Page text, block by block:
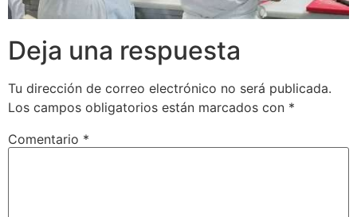
Deja una respuesta
Tu dirección de correo electrónico no será publicada.
Los campos obligatorios están marcados con *
Comentario *